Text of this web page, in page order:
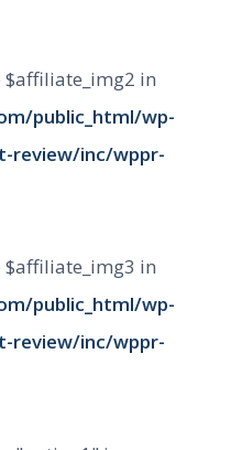
in
public_html/wp-
review/inc/wppr-
in
public_html/wp-
review/inc/wppr-